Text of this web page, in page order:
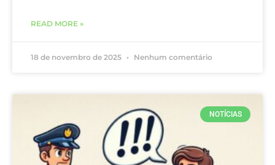
READ MORE »
18 de novembro de 2025 Nenhum comentário
NOTÍCIAS